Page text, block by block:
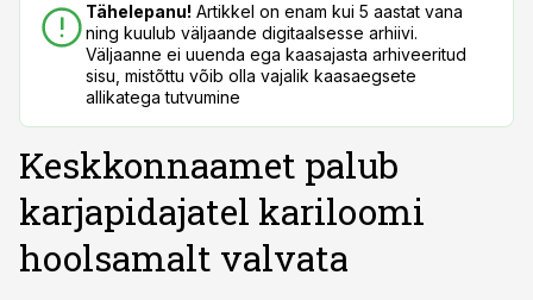
Tähelepanu! Artikkel on enam kui 5 aastat vana
ning kuulub väljaande digitaalsesse arhiivi.
Väljaanne ei uuenda ega kaasajasta arhiveeritud
sisu, mistõttu võib olla vajalik kaasaegsete
allikatega tutvumine
Keskkonnaamet palub
karjapidajatel kariloomi
hoolsamalt valvata